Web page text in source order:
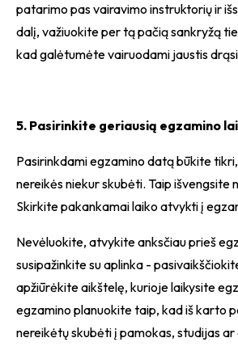
patarimo pas vairavimo instruktorių ir
dalį, važiuokite per tą pačią sankryžą
kad galėtumėte vairuodami jaustis
5. Pasirinkite geriausią egzamino
Pasirinkdami egzamino datą būkite
nereikės niekur skubėti. Taip išvengsite
Skirkite pakankamai laiko atvykti į
Nevėluokite, atvykite anksčiau prieš
susipažinkite su aplinka -
apžiūrėkite aikštelę, kurioje laikysite
egzamino planuokite taip, kad iš karto
nereikėtų skubėti į pamokas, studijas